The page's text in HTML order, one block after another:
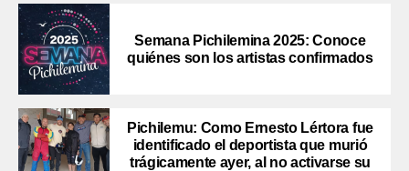
Semana Pichilemina 2025: Conoce
quiénes son los artistas confirmados
Pichilemu: Como Ernesto Lértora fue
identificado el deportista que murió
trágicamente ayer, al no activarse su